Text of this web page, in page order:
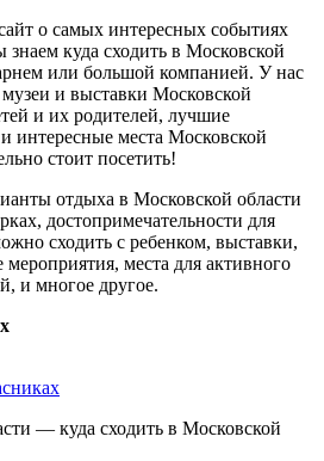
о самых интересных событиях
куда сходить в Московской
или большой компанией. У нас
и выставки Московской
и их родителей, лучшие
интересные места Московской
стоит посетить!
отдыха в Московской области
достопримечательности для
сходить с ребенком, выставки,
места для активного
и многое другое.
— куда сходить в Московской